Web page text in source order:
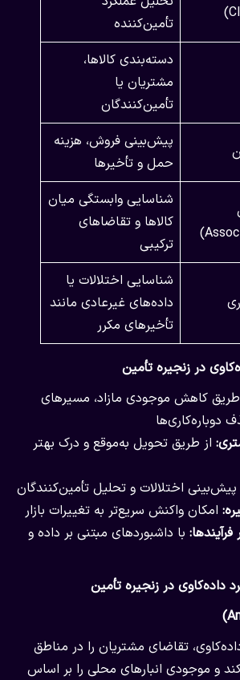
تأمین‌کننده
دسته‌بندی کالاها،
مشتریان یا
تأمین‌کنندگان
پیش‌بینی فروش، هزینه
حمل و تأخیرها
شناسایی وابستگی میان
کالاها و تقاضاهای
ترکیبی
شناسایی اختلالات یا
داده‌های غیرعادی مانند
تأخیرهای مکرر
در زنجیره تأمین
طریق کاهش موجودی مازاد، مسیرهای
دوباره‌کاری‌ها
از طریق تحویل به‌موقع و درک بهتر
پیش‌بینی اختلالات و تحلیل تأمین‌کنندگان
امکان واکنش سریع‌تر به تغییرات بازار
با داشبوردهای مبتنی بر داده و
داده‌کاوی در زنجیره تأمین
تقاضای مشتریان را در مناطق
و موجودی انبارهای محلی را بر اساس